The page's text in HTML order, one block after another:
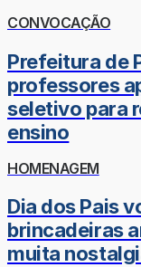
CONVOCAÇÃO
Prefeitura de
professores
seletivo para
ensino
HOMENAGEM
Dia dos Pais
brincadeiras
muita